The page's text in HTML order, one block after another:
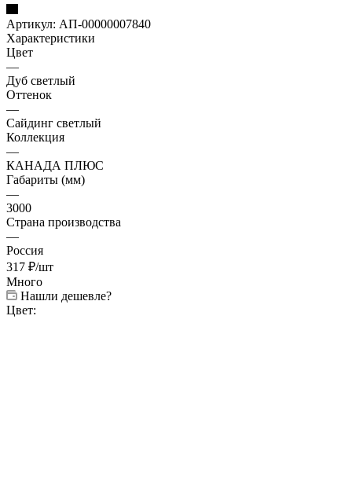
Артикул: АП-00000007840
Характеристики
Цвет
—
Дуб светлый
Оттенок
—
Сайдинг светлый
Коллекция
—
КАНАДА ПЛЮС
Габариты (мм)
—
3000
Страна производства
—
Россия
317 ₽/шт
Много
Нашли дешевле?
Цвет: